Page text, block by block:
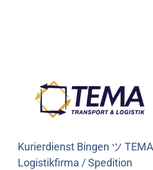
Kurierdienst Bingen ツ
Logistikfirma / Spedition